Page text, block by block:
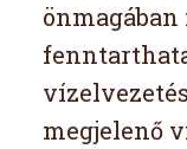
megjelenő